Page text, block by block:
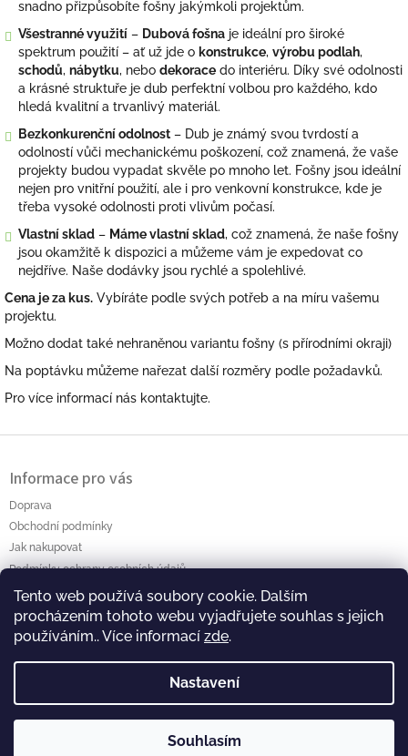
Tento web používá soubory cookie. Dalším
procházením tohoto webu vyjadřujete souhlas s jejich
používáním.. Více informací zde.
Nastavení
Souhlasím
snadno přizpůsobíte fošny jakýmkoli projektům.
Všestranné využití – Dubová fošna je ideální pro široké
spektrum použití – ať už jde o konstrukce, výrobu podlah,
schodů, nábytku, nebo dekorace do interiéru. Díky své odolnosti
a krásné struktuře je dub perfektní volbou pro každého, kdo
hledá kvalitní a trvanlivý materiál.
Bezkonkurenční odolnost – Dub je známý svou tvrdostí a
odolností vůči mechanickému poškození, což znamená, že vaše
projekty budou vypadat skvěle po mnoho let. Fošny jsou ideální
nejen pro vnitřní použití, ale i pro venkovní konstrukce, kde je
třeba vysoké odolnosti proti vlivům počasí.
Vlastní sklad – Máme vlastní sklad, což znamená, že naše fošny
jsou okamžitě k dispozici a můžeme vám je expedovat co
nejdříve. Naše dodávky jsou rychlé a spolehlivé.
Cena je za kus. Vybíráte podle svých potřeb a na míru vašemu
projektu.
Možno dodat také nehraněnou variantu fošny (s přírodními okraji)
Na poptávku můžeme nařezat další rozměry podle požadavků.
Pro více informací nás kontaktujte.
Informace pro vás
Doprava
Obchodní podmínky
Jak nakupovat
Podmínky ochrany osobních údajů
Polanský AB s.r.o. Myslíkova 4 Pacov 395 01 Ič.: 01464256
Copyright 2026Polansky-eshop